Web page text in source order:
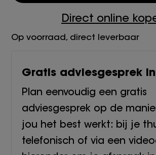
Direct online
Op voorraad, direct leverbaar
Gratis adviesgesprek
Plan eenvoudig een gratis
adviesgesprek op de
jou het best werkt: bij je
telefonisch of via een